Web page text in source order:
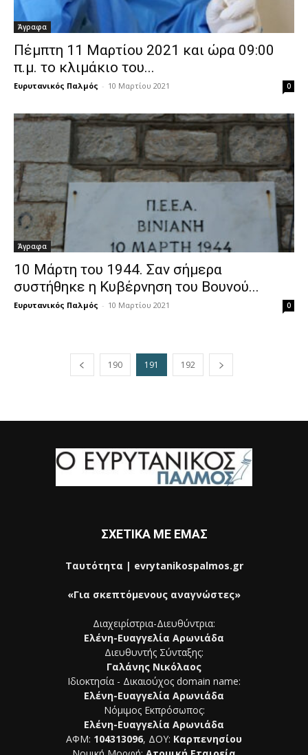
Άγραφα
Πέμπτη 11 Μαρτίου 2021 και ώρα 09:00
π.μ. το κλιμάκιο του...
Ευρυτανικός Παλμός - 10 Μαρτίου 2021 0
Άγραφα
10 Μάρτη του 1944. Σαν σήμερα
συστήθηκε η Κυβέρνηση του Βουνού...
Ευρυτανικός Παλμός - 10 Μαρτίου 2021 0
190 191 192
ΣΧΕΤΙΚΑ ΜΕ ΕΜΑΣ
Ταυτότητα | evrytanikospalmos.gr
«Για σκεπτόμενους αναγνώστες»
Διαχειρίστρια-Διευθύντρια:
Ελένη-Ευαγγελία Αρωνιάδα
Διευθυντής Σύνταξης:
Γαλάνης Νικόλαος
Ιδιοκτησία - Δικαιούχος domain name:
Ελένη-Ευαγγελία Αρωνιάδα
Νόμιμος Εκπρόσωπος:
Ελένη-Ευαγγελία Αρωνιάδα
ΑΦΜ: 104313096, ΔΟΥ: Καρπενησίου